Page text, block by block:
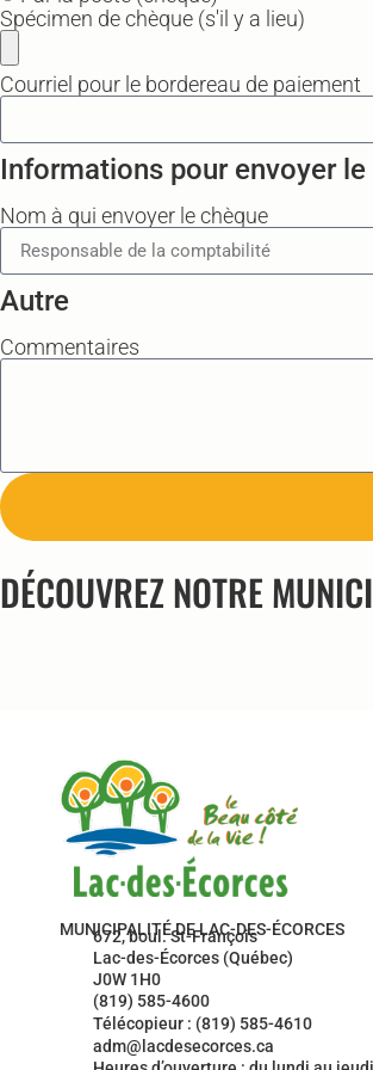
Spécimen de chèque (s'il y a lieu)
Courriel pour le bordereau de paiement
Informations pour envoyer
Nom à qui envoyer le chèque
Autre
Commentaires
DÉCOUVREZ NOTRE
MUNICIPALITÉ DE LAC-DES-ÉCORCES
672, boul. St-François
Lac-des-Écorces (Québec)
J0W 1H0
(819) 585-4600
Télécopieur : (819) 585-4610
adm@lacdesecorces.ca